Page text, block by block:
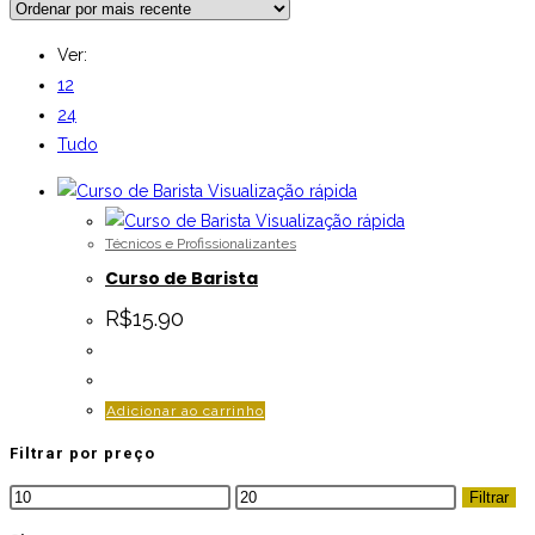
Ver:
12
24
Tudo
Visualização rápida
Visualização rápida
Técnicos e Profissionalizantes
Curso de Barista
R$15.90
Adicionar ao carrinho
Filtrar por preço
Preço
Preço
Filtrar